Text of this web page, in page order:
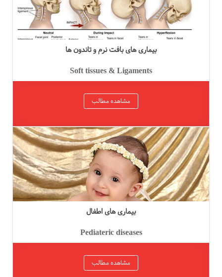
بیماری های بافت نرم و تاندون ها
Soft tissues & Ligaments
مشاهده مطالب
بیماری های اطفال
Pediateric diseases
مشاهده مطالب